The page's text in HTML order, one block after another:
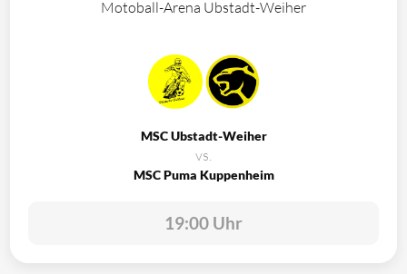
Motoball-Arena Ubstadt-Weiher
MSC Ubstadt-Weiher
vs.
MSC Puma Kuppenheim
19:00 Uhr